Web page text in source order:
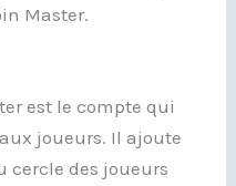
Master.
est le compte qui
joueurs. Il ajoute
cercle des joueurs